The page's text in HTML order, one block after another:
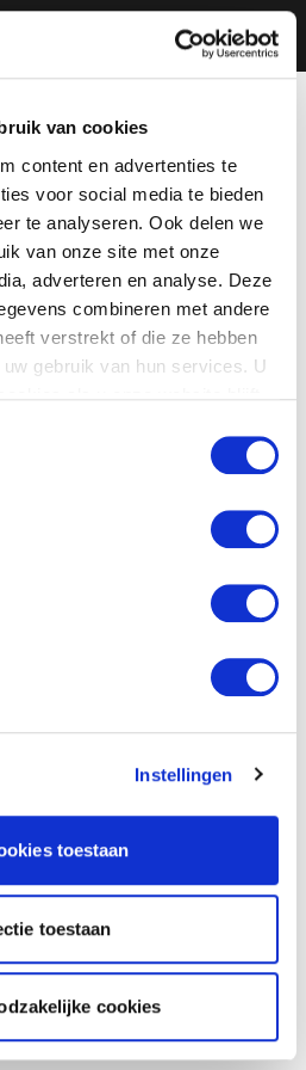
van cookies
content en advertenties te
voor social media te bieden
te analyseren. Ook delen we
van onze site met onze
adverteren en analyse. Deze
combineren met andere
verstrekt of die ze hebben
gebruik van hun services. U
Instellingen
toestaan
toestaan
cookies